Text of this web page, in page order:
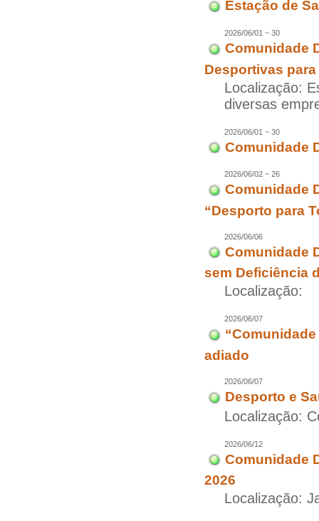
Estação de
2026/06/01 ~ 30
Comunidade
Desportivas
Localização:
diversas
2026/06/01 ~ 30
Comunidade
2026/06/02 ~ 26
Comunidade
“Desporto para
2026/06/06
Comunidade
sem Deficiência
Localização:
2026/06/07
adiado
2026/06/07
Desporto e
Localização:
2026/06/12
Comunidade
2026
Localização: